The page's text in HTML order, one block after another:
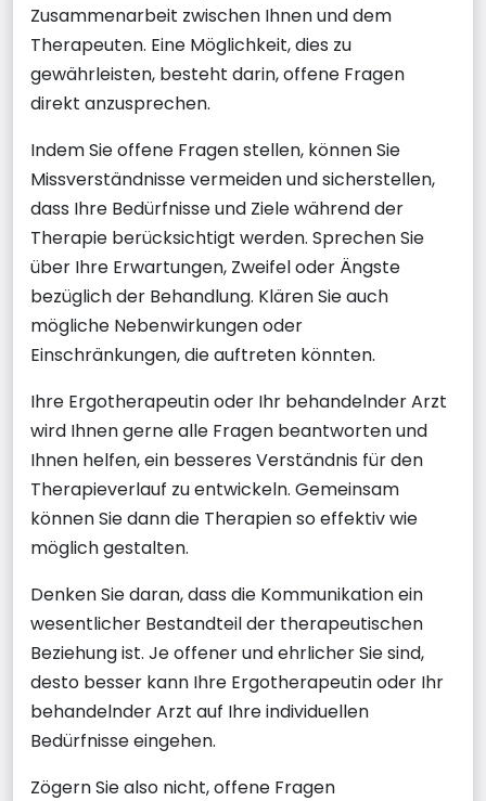
Zusammenarbeit zwischen Ihnen und dem
Therapeuten. Eine Möglichkeit, dies zu
gewährleisten, besteht darin, offene Fragen
direkt anzusprechen.
Indem Sie offene Fragen stellen, können Sie
Missverständnisse vermeiden und sicherstellen,
dass Ihre Bedürfnisse und Ziele während der
Therapie berücksichtigt werden. Sprechen Sie
über Ihre Erwartungen, Zweifel oder Ängste
bezüglich der Behandlung. Klären Sie auch
mögliche Nebenwirkungen oder
Einschränkungen, die auftreten könnten.
Ihre Ergotherapeutin oder Ihr behandelnder Arzt
wird Ihnen gerne alle Fragen beantworten und
Ihnen helfen, ein besseres Verständnis für den
Therapieverlauf zu entwickeln. Gemeinsam
können Sie dann die Therapien so effektiv wie
möglich gestalten.
Denken Sie daran, dass die Kommunikation ein
wesentlicher Bestandteil der therapeutischen
Beziehung ist. Je offener und ehrlicher Sie sind,
desto besser kann Ihre Ergotherapeutin oder Ihr
behandelnder Arzt auf Ihre individuellen
Bedürfnisse eingehen.
Zögern Sie also nicht, offene Fragen